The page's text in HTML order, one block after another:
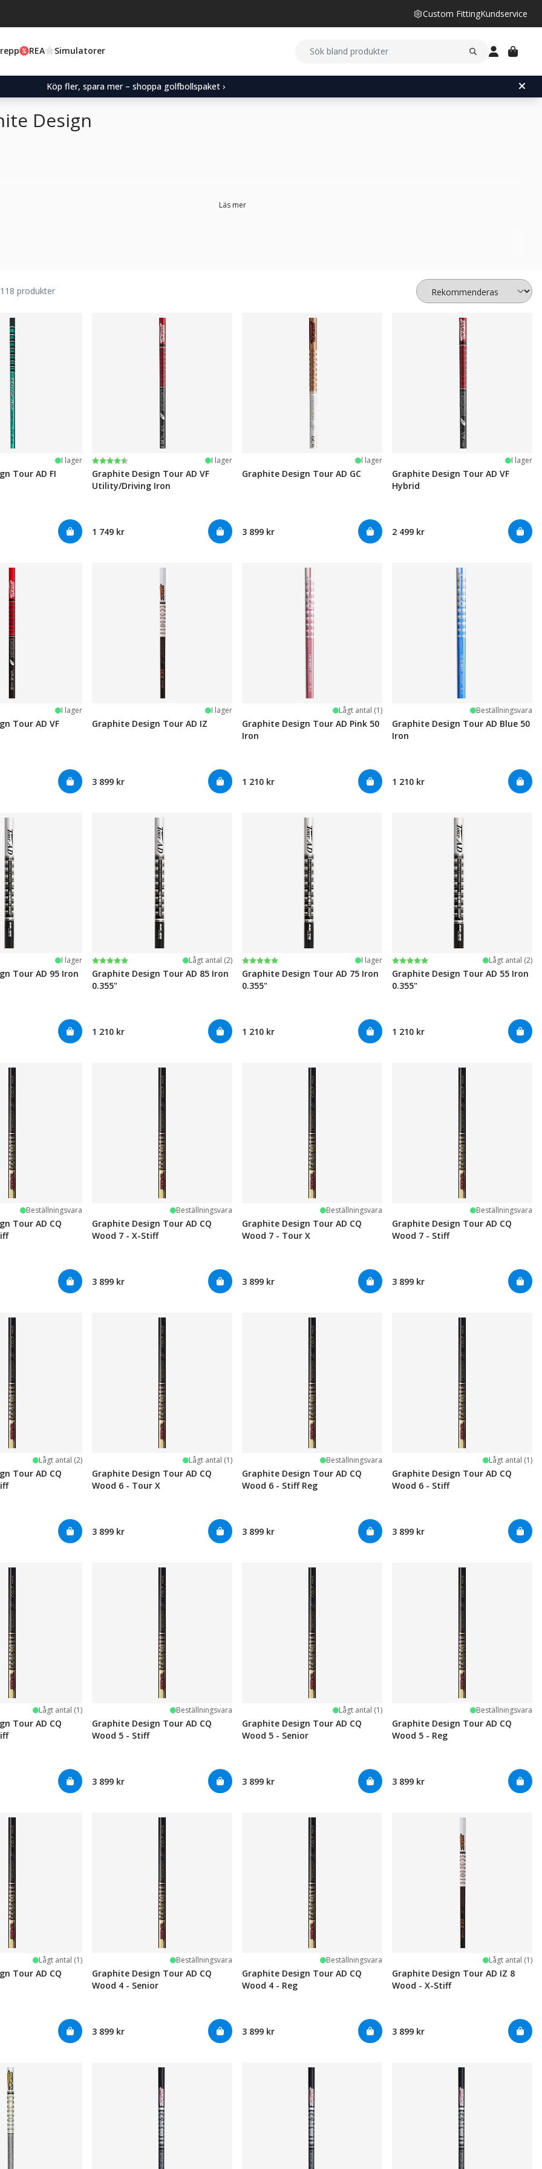
Custom FittingKundservice
REA Simulatorer
Köp fler, spara mer – shoppa golfbollspaket ›
Design
Läs mer
produkter
I lager
Tour AD FI
Betyg:
4.3 utav 5 stjärnor I lager
Graphite Design Tour AD VF
Utility/Driving Iron
1 749 kr
I lager
Graphite Design Tour AD GC
3 899 kr
I lager
Graphite Design Tour AD VF
Hybrid
2 499 kr
I lager
Tour AD VF
I lager
Graphite Design Tour AD IZ
3 899 kr
Lågt antal (1)
Graphite Design Tour AD Pink 50
Iron
1 210 kr
Beställningsvara
Graphite Design Tour AD Blue 50
Iron
1 210 kr
I lager
Tour AD 95 Iron
Betyg:
5.0 utav 5 stjärnor Lågt antal (2)
Graphite Design Tour AD 85 Iron
0.355"
1 210 kr
Betyg:
5.0 utav 5 stjärnor I lager
Graphite Design Tour AD 75 Iron
0.355"
1 210 kr
Betyg:
5.0 utav 5 stjärnor Lågt antal (2)
Graphite Design Tour AD 55 Iron
0.355"
1 210 kr
Beställningsvara
Tour AD CQ
Beställningsvara
Graphite Design Tour AD CQ
Wood 7 - X-Stiff
3 899 kr
Beställningsvara
Graphite Design Tour AD CQ
Wood 7 - Tour X
3 899 kr
Beställningsvara
Graphite Design Tour AD CQ
Wood 7 - Stiff
3 899 kr
Lågt antal (2)
Tour AD CQ
Lågt antal (1)
Graphite Design Tour AD CQ
Wood 6 - Tour X
3 899 kr
Beställningsvara
Graphite Design Tour AD CQ
Wood 6 - Stiff Reg
3 899 kr
Lågt antal (1)
Graphite Design Tour AD CQ
Wood 6 - Stiff
3 899 kr
Lågt antal (1)
Tour AD CQ
Beställningsvara
Graphite Design Tour AD CQ
Wood 5 - Stiff
3 899 kr
Lågt antal (1)
Graphite Design Tour AD CQ
Wood 5 - Senior
3 899 kr
Beställningsvara
Graphite Design Tour AD CQ
Wood 5 - Reg
3 899 kr
Lågt antal (1)
Tour AD CQ
Beställningsvara
Graphite Design Tour AD CQ
Wood 4 - Senior
3 899 kr
Beställningsvara
Graphite Design Tour AD CQ
Wood 4 - Reg
3 899 kr
Lågt antal (1)
Graphite Design Tour AD IZ 8
Wood - X-Stiff
3 899 kr